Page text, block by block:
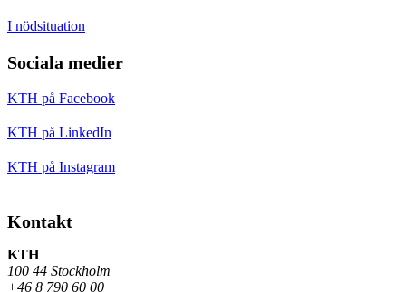
I nödsituation
Sociala medier
KTH på Facebook
KTH på LinkedIn
KTH på Instagram
Kontakt
KTH
100 44 Stockholm
+46 8 790 60 00